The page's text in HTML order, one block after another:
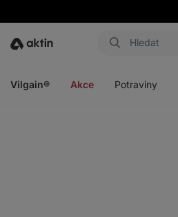
Aktin
Vilgain® Akce Potraviny